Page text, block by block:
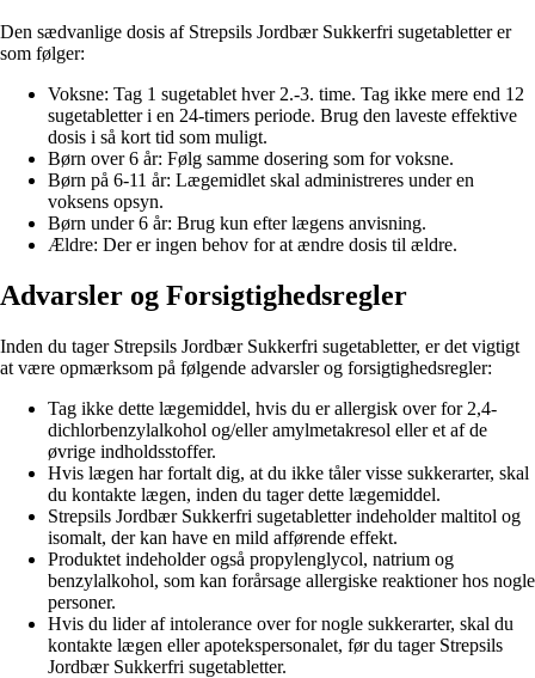
Den sædvanlige dosis af Strepsils Jordbær Sukkerfri sugetabletter er
som følger:
Voksne: Tag 1 sugetablet hver 2.-3. time. Tag ikke mere end 12
sugetabletter i en 24-timers periode. Brug den laveste effektive
dosis i så kort tid som muligt.
Børn over 6 år: Følg samme dosering som for voksne.
Børn på 6-11 år: Lægemidlet skal administreres under en
voksens opsyn.
Børn under 6 år: Brug kun efter lægens anvisning.
Ældre: Der er ingen behov for at ændre dosis til ældre.
Advarsler og Forsigtighedsregler
Inden du tager Strepsils Jordbær Sukkerfri sugetabletter, er det vigtigt
at være opmærksom på følgende advarsler og forsigtighedsregler:
Tag ikke dette lægemiddel, hvis du er allergisk over for 2,4-
dichlorbenzylalkohol og/eller amylmetakresol eller et af de
øvrige indholdsstoffer.
Hvis lægen har fortalt dig, at du ikke tåler visse sukkerarter, skal
du kontakte lægen, inden du tager dette lægemiddel.
Strepsils Jordbær Sukkerfri sugetabletter indeholder maltitol og
isomalt, der kan have en mild afførende effekt.
Produktet indeholder også propylenglycol, natrium og
benzylalkohol, som kan forårsage allergiske reaktioner hos nogle
personer.
Hvis du lider af intolerance over for nogle sukkerarter, skal du
kontakte lægen eller apotekspersonalet, før du tager Strepsils
Jordbær Sukkerfri sugetabletter.